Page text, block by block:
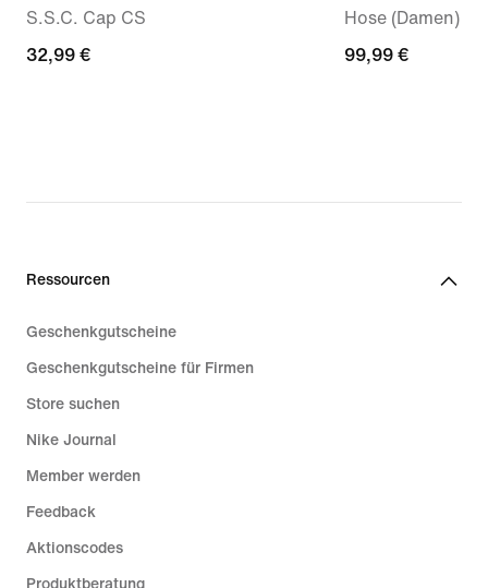
S.S.C. Cap CS
32,99 €
32,99 €
Hose (Damen)
99,99 €
99,99 €
Ressourcen
Geschenkgutscheine
Geschenkgutscheine für Firmen
Store suchen
Nike Journal
Member werden
Feedback
Aktionscodes
Produktberatung